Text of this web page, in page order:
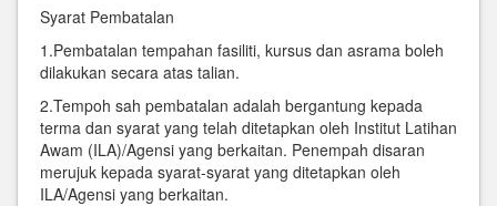
Syarat Pembatalan
1.Pembatalan tempahan fasiliti, kursus dan asrama boleh
dilakukan secara atas talian.
2.Tempoh sah pembatalan adalah bergantung kepada
terma dan syarat yang telah ditetapkan oleh Institut Latihan
Awam (ILA)/Agensi yang berkaitan. Penempah disaran
merujuk kepada syarat-syarat yang ditetapkan oleh
ILA/Agensi yang berkaitan.